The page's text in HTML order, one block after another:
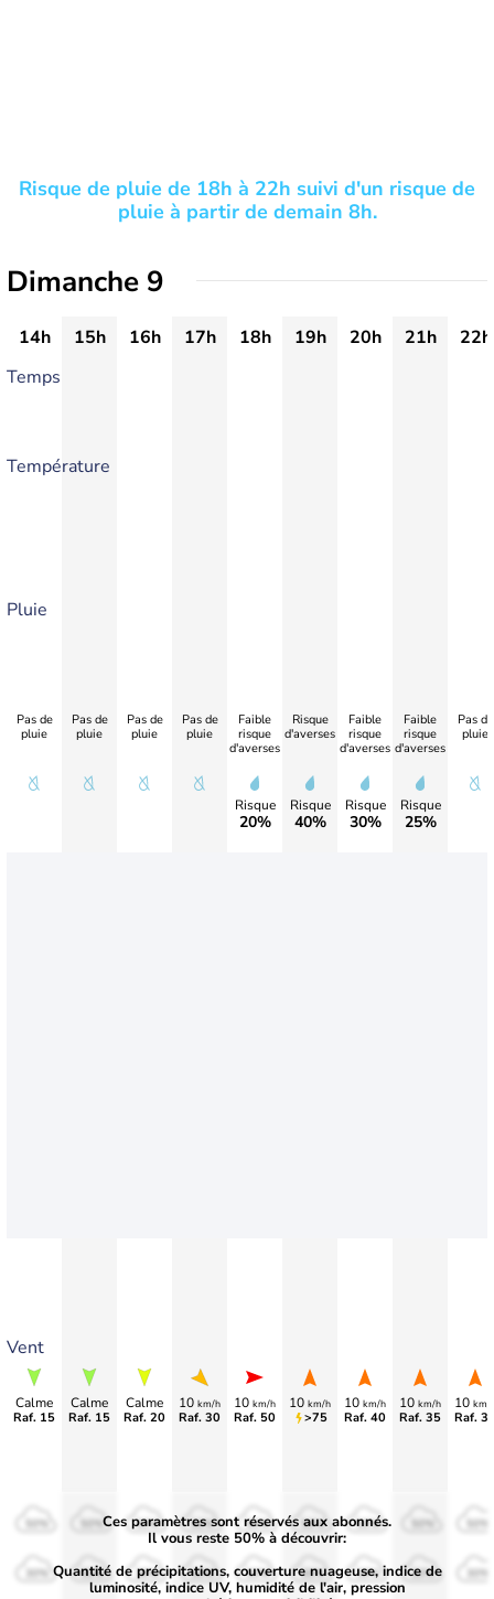
Risque de pluie de 18h à 22h suivi d'un risque de
pluie à partir de demain 8h.
Dimanche 9
14h 15h 16h 17h 18h 19h 20h 21h
22h
Temps
Température
Pluie
Vent
Pas de
pluie
Calme
Raf. 15
Pas de
pluie
Calme
Raf. 15
Pas de
pluie
Calme
Raf. 20
Pas de
pluie
10 km/h
Raf. 30
Faible
risque
d'averses
Risque
20%
10 km/h
Raf. 50
Risque
d'averses
Risque
40%
10 km/h
>75
Faible
risque
d'averses
Risque
30%
10 km/h
Raf. 40
Faible
risque
d'averses
Risque
25%
10 km/h
Raf. 35
Pas de
pluie
10 km/
Raf.
50%
30%
50%
30%
50%
30%
50%
30%
50%
30%
50%
30%
50%
30% 30% 30%
Ces paramètres sont réservés aux abonnés.
Il vous reste 50% à découvrir:
Quantité de précipitations, couverture nuageuse, indice de
luminosité, indice UV, humidité de l'air, pression